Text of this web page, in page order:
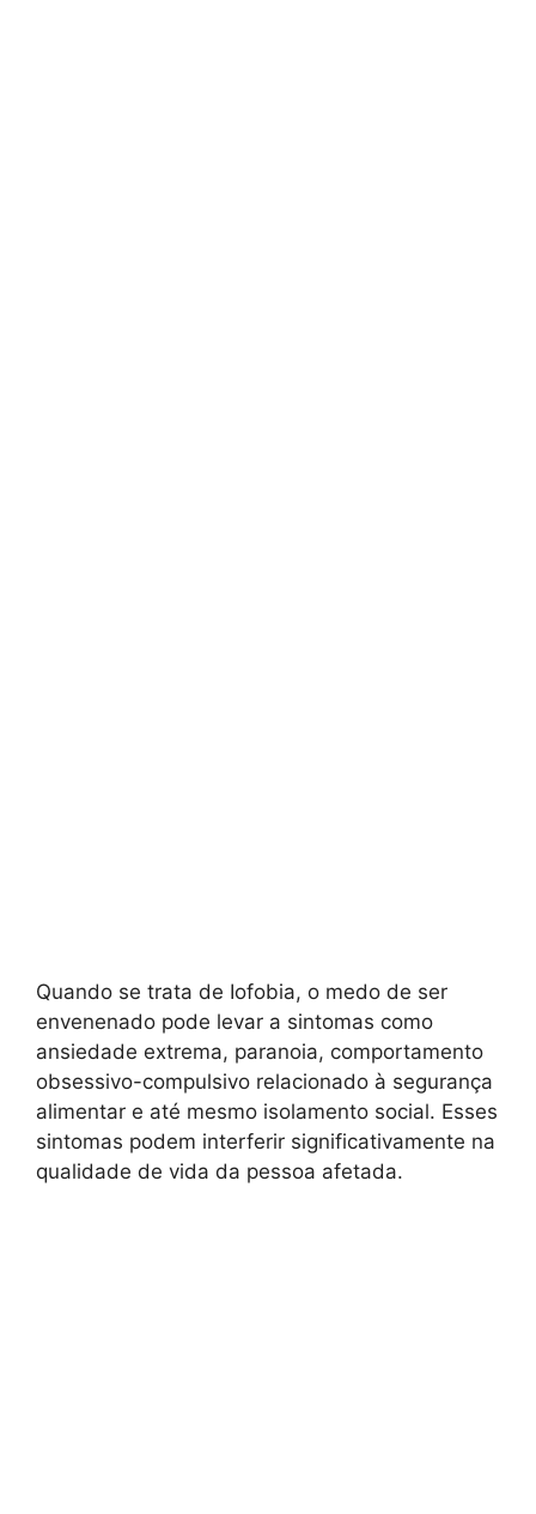
Quando se trata de Iofobia, o medo de ser
envenenado pode levar a sintomas como
ansiedade extrema, paranoia, comportamento
obsessivo-compulsivo relacionado à segurança
alimentar e até mesmo isolamento social. Esses
sintomas podem interferir significativamente na
qualidade de vida da pessoa afetada.